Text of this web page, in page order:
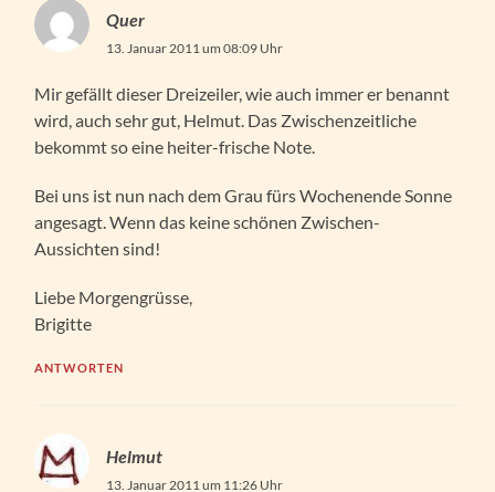
Quer
13. Januar 2011 um 08:09 Uhr
Mir gefällt dieser Dreizeiler, wie auch immer er benannt
wird, auch sehr gut, Helmut. Das Zwischenzeitliche
bekommt so eine heiter-frische Note.
Bei uns ist nun nach dem Grau fürs Wochenende Sonne
angesagt. Wenn das keine schönen Zwischen-
Aussichten sind!
Liebe Morgengrüsse,
Brigitte
ANTWORTEN
Helmut
13. Januar 2011 um 11:26 Uhr